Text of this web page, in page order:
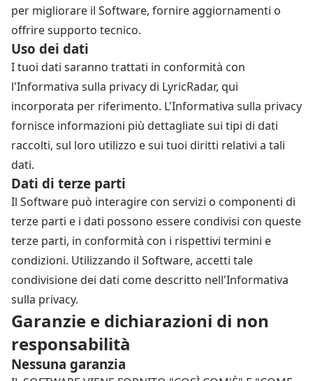
per migliorare il Software, fornire aggiornamenti o
offrire supporto tecnico.
Uso dei dati
I tuoi dati saranno trattati in conformità con
l'Informativa sulla privacy di LyricRadar, qui
incorporata per riferimento. L'Informativa sulla privacy
fornisce informazioni più dettagliate sui tipi di dati
raccolti, sul loro utilizzo e sui tuoi diritti relativi a tali
dati.
Dati di terze parti
Il Software può interagire con servizi o componenti di
terze parti e i dati possono essere condivisi con queste
terze parti, in conformità con i rispettivi termini e
condizioni. Utilizzando il Software, accetti tale
condivisione dei dati come descritto nell'Informativa
sulla privacy.
Garanzie e dichiarazioni di non
responsabilità
Nessuna garanzia